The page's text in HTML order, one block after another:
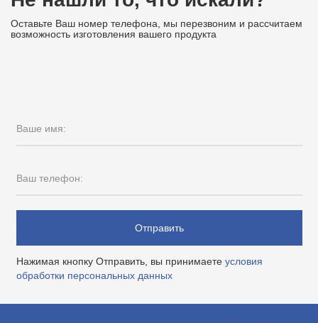
Оставьте Ваш номер телефона, мы перезвоним и рассчитаем
возможность изготовления вашего продукта
Ваше имя:
Ваш телефон:
Отправить
Нажимая кнопку Отправить, вы принимаете условия
обработки персональных данных